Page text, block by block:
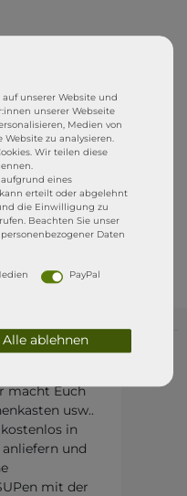
macht Euch
usw..
in
und
mit der
unserer Website und
unserer Webseite
Medien von
zu analysieren.
Wir teilen diese
eines
erteilt oder abgelehnt
die Einwilligung zu
Beachten Sie unser
Daten
PayPal
Alle ablehnen